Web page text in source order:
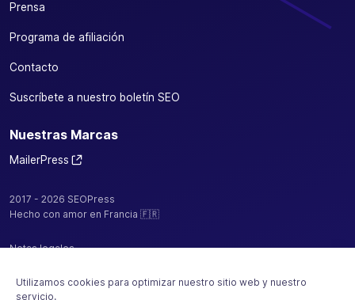
Utilizamos cookies para optimizar nuestro sitio web y nuestro
servicio.
Prensa
Programa de afiliación
Contacto
Suscríbete a nuestro boletín SEO
Nuestras Marcas
MailerPress
2017 - 2026 SEOPress
Hecho con amor en Francia 🇫🇷
Notas legales
Política de confidencialidad / cookies